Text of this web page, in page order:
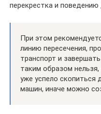
перекрестка и поведению
При этом
линию пересечения,
транспорт и
таким образом
уже успело скопиться
машин, иначе можно